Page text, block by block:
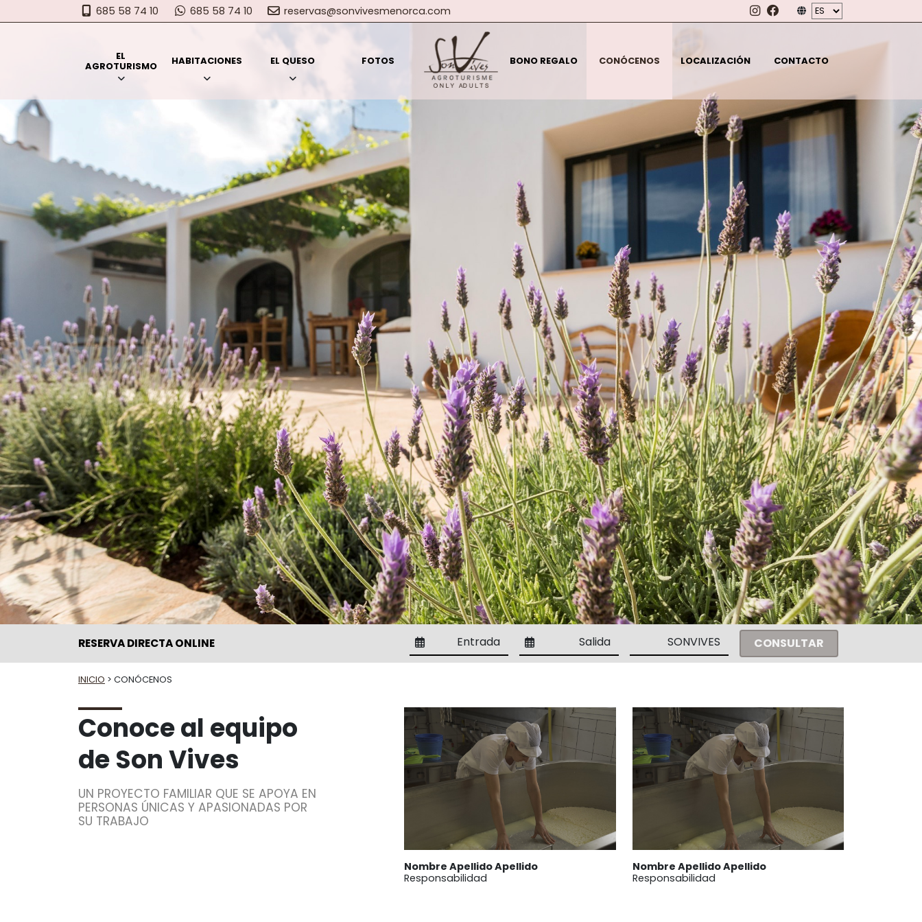
685 58 74 10 685 58 74 10 reservas@sonvivesmenorca.com
EL
AGROTURISMO HABITACIONES EL QUESO FOTOS BONO REGALO CONÓCENOS LOCALIZACIÓN CONTACTO
RESERVA DIRECTA ONLINE Entrada Salida CONSULTAR
INICIO > CONÓCENOS
Conoce al equipo
de Son Vives
UN PROYECTO FAMILIAR QUE SE APOYA EN
PERSONAS ÚNICAS Y APASIONADAS POR
SU TRABAJO
Nombre Apellido Apellido
Responsabilidad
Nombre Apellido Apellido
Responsabilidad